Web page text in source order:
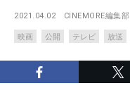
2021.04.02 CINEMORE編集部
映画 公開 テレビ 放送